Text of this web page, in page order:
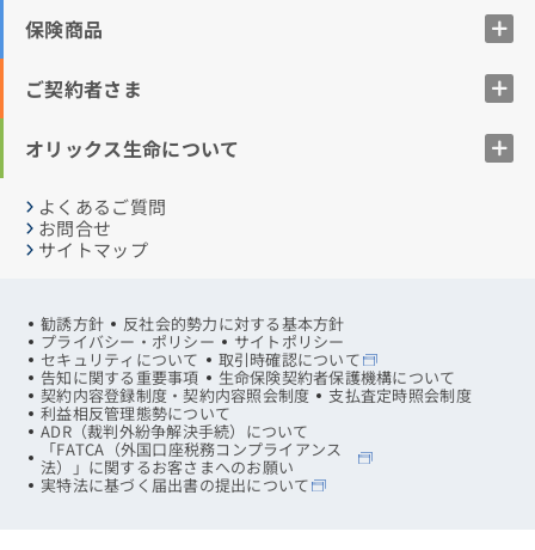
保険商品
ご契約者さま
オリックス生命について
よくあるご質問
お問合せ
サイトマップ
勧誘方針 反社会的勢力に対する基本方針
プライバシー・ポリシー サイトポリシー
セキュリティについて 取引時確認について
告知に関する重要事項 生命保険契約者保護機構について
契約内容登録制度・契約内容照会制度 支払査定時照会制度
利益相反管理態勢について
ADR（裁判外紛争解決手続）について
「FATCA（外国口座税務コンプライアンス
法）」に関するお客さまへのお願い
実特法に基づく届出書の提出について